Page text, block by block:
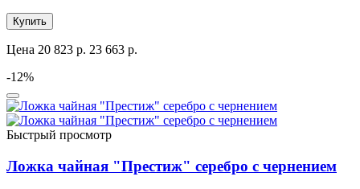
Купить
Цена 20 823 р. 23 663 р.
-12%
Быстрый просмотр
Ложка чайная "Престиж" серебро с чернением